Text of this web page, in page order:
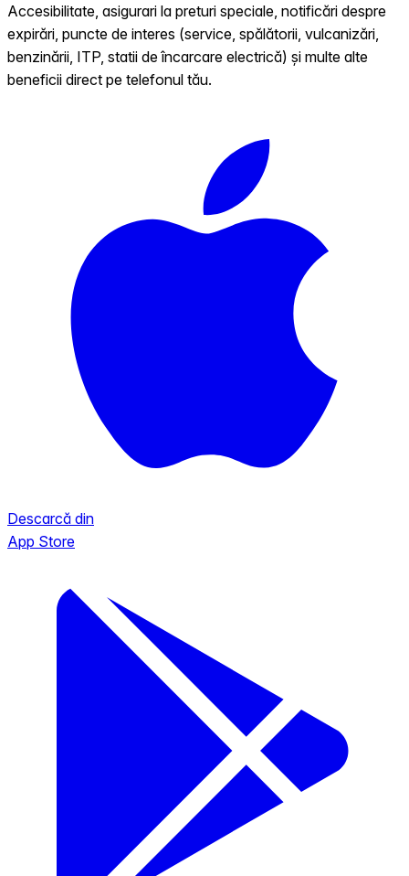
Accesibilitate, asigurari la preturi speciale, notificări despre
expirări, puncte de interes (service, spălătorii, vulcanizări,
benzinării, ITP, statii de încarcare electrică) și multe alte
beneficii direct pe telefonul tău.
Descarcă din
App Store